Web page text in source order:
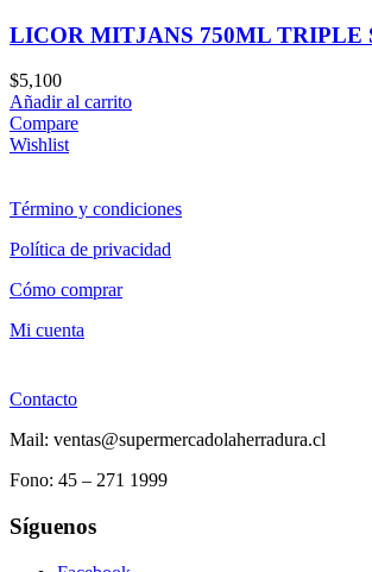
LICOR MITJANS 750ML TRIPLE
$5,100
Añadir al carrito
Compare
Wishlist
Término y condiciones
Política de privacidad
Cómo comprar
Mi cuenta
Contacto
Mail: ventas@supermercadolaherradura.cl
Fono: 45 – 271 1999
Síguenos